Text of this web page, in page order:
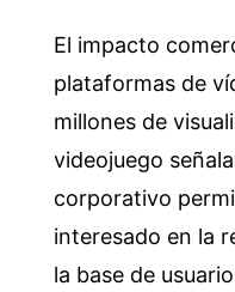
El impacto
plataformas de
millones de
videojuego
corporativo
interesado en la
la base de